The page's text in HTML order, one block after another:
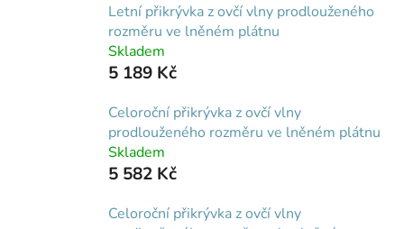
Letní přikrývka z ovčí vlny prodlouženého
rozměru ve lněném plátnu
Skladem
5 189 Kč
Celoroční přikrývka z ovčí vlny
prodlouženého rozměru ve lněném plátnu
Skladem
5 582 Kč
Celoroční přikrývka z ovčí vlny